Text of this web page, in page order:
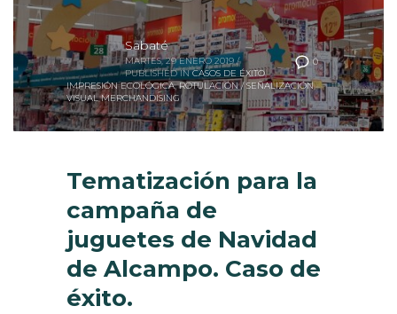
0
Sabaté
MARTES, 29 ENERO 2019 /
PUBLISHED IN CASOS DE ÉXITO,
IMPRESIÓN ECOLÓGICA,ROTULACIÓN / SEÑALIZACIÓN,
VISUAL MERCHANDISING
Tematización para la
campaña de
juguetes de Navidad
de Alcampo. Caso de
éxito.